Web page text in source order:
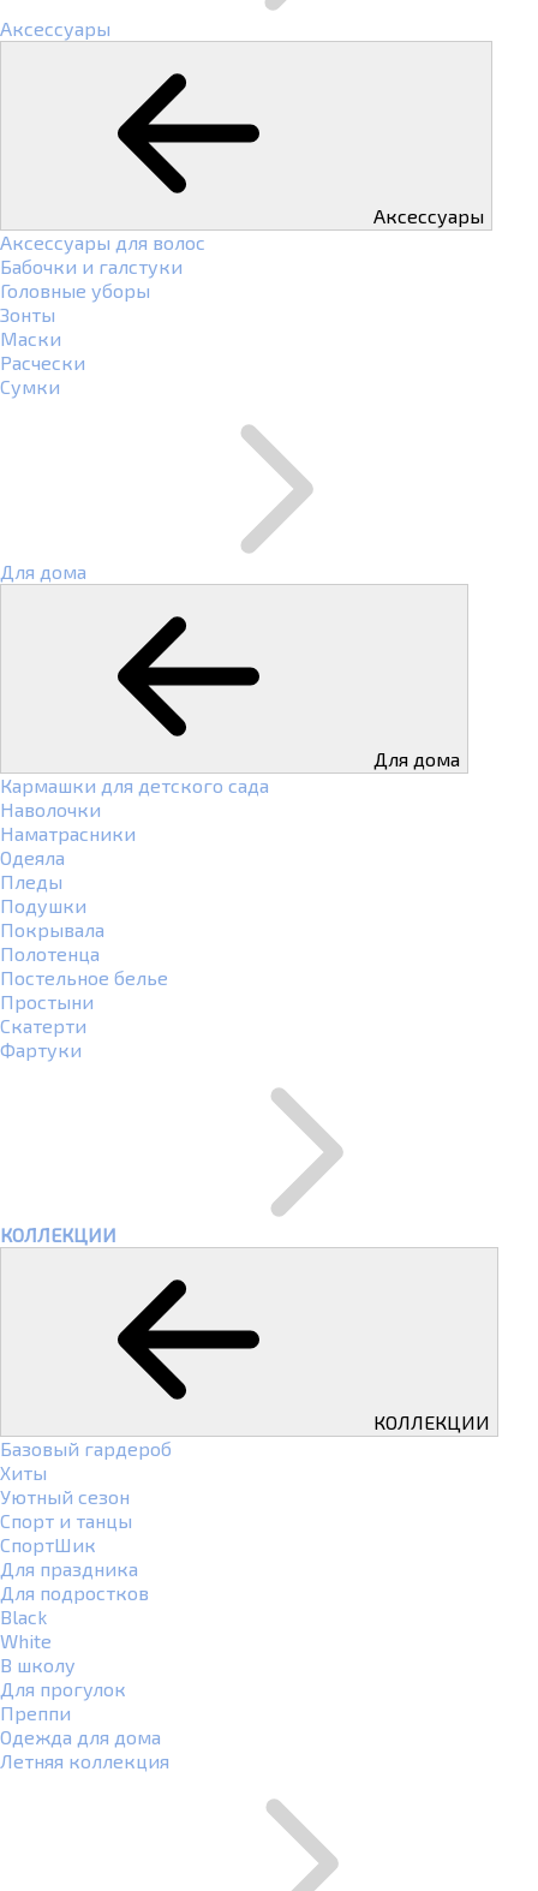
Аксессуары
Аксессуары
Аксессуары для волос
Бабочки и галстуки
Головные уборы
Зонты
Маски
Расчески
Сумки
Для дома
Для дома
Кармашки для детского сада
Наволочки
Наматрасники
Одеяла
Пледы
Подушки
Покрывала
Полотенца
Постельное белье
Простыни
Скатерти
Фартуки
КОЛЛЕКЦИИ
КОЛЛЕКЦИИ
Базовый гардероб
Хиты
Уютный сезон
Спорт и танцы
СпортШик
Для праздника
Для подростков
Black
White
В школу
Для прогулок
Преппи
Одежда для дома
Летняя коллекция